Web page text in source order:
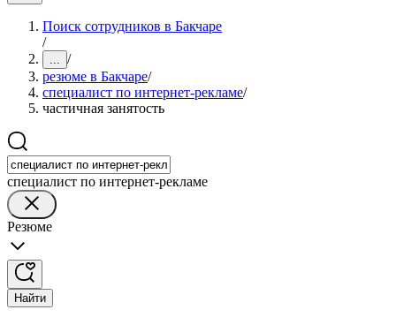
Поиск сотрудников в Бакчаре
/
... /
резюме в Бакчаре/
специалист по интернет-рекламе/
частичная занятость
специалист по интернет-рекламе
Резюме
Найти